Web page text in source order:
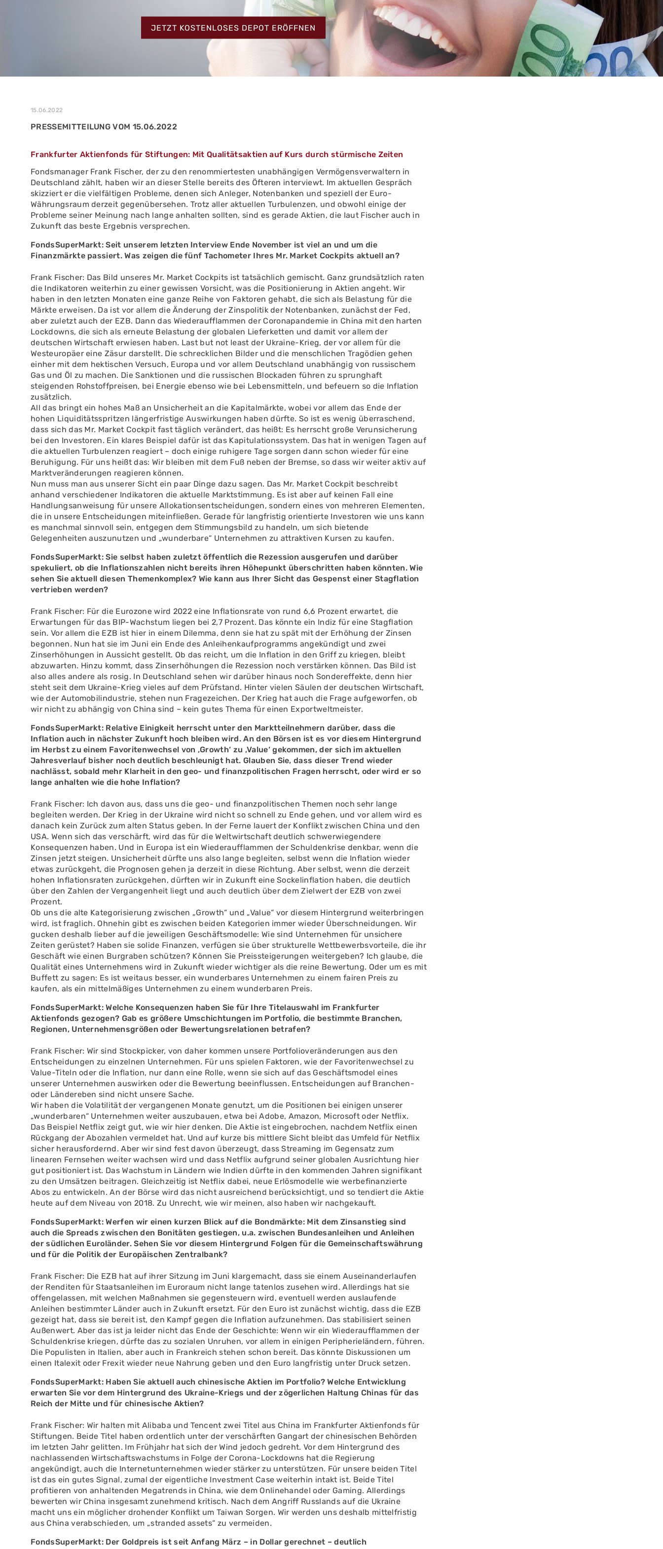
JETZT KOSTENLOSES DEPOT ERÖFFNEN
MEHR ERFAHREN
ZUM TESTBERICHT
MEHR ERFAHREN
15.06.2022
PRESSEMITTEILUNG VOM 15.06.2022
Frankfurter Aktienfonds für Stiftungen: Mit Qualitätsaktien auf Kurs durch stürmische Zeiten
Fondsmanager Frank Fischer, der zu den renommiertesten unabhängigen Vermögensverwaltern in
Deutschland zählt, haben wir an dieser Stelle bereits des Öfteren interviewt. Im aktuellen Gespräch
skizziert er die vielfältigen Probleme, denen sich Anleger, Notenbanken und speziell der Euro-
Währungsraum derzeit gegenübersehen. Trotz aller aktuellen Turbulenzen, und obwohl einige der
Probleme seiner Meinung nach lange anhalten sollten, sind es gerade Aktien, die laut Fischer auch in
Zukunft das beste Ergebnis versprechen.
FondsSuperMarkt: Seit unserem letzten Interview Ende November ist viel an und um die
Finanzmärkte passiert. Was zeigen die fünf Tachometer Ihres Mr. Market Cockpits aktuell an?
Frank Fischer: Das Bild unseres Mr. Market Cockpits ist tatsächlich gemischt. Ganz grundsätzlich raten
die Indikatoren weiterhin zu einer gewissen Vorsicht, was die Positionierung in Aktien angeht. Wir
haben in den letzten Monaten eine ganze Reihe von Faktoren gehabt, die sich als Belastung für die
Märkte erweisen. Da ist vor allem die Änderung der Zinspolitik der Notenbanken, zunächst der Fed,
aber zuletzt auch der EZB. Dann das Wiederaufflammen der Coronapandemie in China mit den harten
Lockdowns, die sich als erneute Belastung der globalen Lieferketten und damit vor allem der
deutschen Wirtschaft erwiesen haben. Last but not least der Ukraine-Krieg, der vor allem für die
Westeuropäer eine Zäsur darstellt. Die schrecklichen Bilder und die menschlichen Tragödien gehen
einher mit dem hektischen Versuch, Europa und vor allem Deutschland unabhängig von russischem
Gas und Öl zu machen. Die Sanktionen und die russischen Blockaden führen zu sprunghaft
steigenden Rohstoffpreisen, bei Energie ebenso wie bei Lebensmitteln, und befeuern so die Inflation
zusätzlich.
All das bringt ein hohes Maß an Unsicherheit an die Kapitalmärkte, wobei vor allem das Ende der
hohen Liquiditätsspritzen längerfristige Auswirkungen haben dürfte. So ist es wenig überraschend,
dass sich das Mr. Market Cockpit fast täglich verändert, das heißt: Es herrscht große Verunsicherung
bei den Investoren. Ein klares Beispiel dafür ist das Kapitulationssystem. Das hat in wenigen Tagen auf
die aktuellen Turbulenzen reagiert – doch einige ruhigere Tage sorgen dann schon wieder für eine
Beruhigung. Für uns heißt das: Wir bleiben mit dem Fuß neben der Bremse, so dass wir weiter aktiv auf
Marktveränderungen reagieren können.
Nun muss man aus unserer Sicht ein paar Dinge dazu sagen. Das Mr. Market Cockpit beschreibt
anhand verschiedener Indikatoren die aktuelle Marktstimmung. Es ist aber auf keinen Fall eine
Handlungsanweisung für unsere Allokationsentscheidungen, sondern eines von mehreren Elementen,
die in unsere Entscheidungen miteinfließen. Gerade für langfristig orientierte Investoren wie uns kann
es manchmal sinnvoll sein, entgegen dem Stimmungsbild zu handeln, um sich bietende
Gelegenheiten auszunutzen und „wunderbare“ Unternehmen zu attraktiven Kursen zu kaufen.
FondsSuperMarkt: Sie selbst haben zuletzt öffentlich die Rezession ausgerufen und darüber
spekuliert, ob die Inflationszahlen nicht bereits ihren Höhepunkt überschritten haben könnten. Wie
sehen Sie aktuell diesen Themenkomplex? Wie kann aus Ihrer Sicht das Gespenst einer Stagflation
vertrieben werden?
Frank Fischer: Für die Eurozone wird 2022 eine Inflationsrate von rund 6,6 Prozent erwartet, die
Erwartungen für das BIP-Wachstum liegen bei 2,7 Prozent. Das könnte ein Indiz für eine Stagflation
sein. Vor allem die EZB ist hier in einem Dilemma, denn sie hat zu spät mit der Erhöhung der Zinsen
begonnen. Nun hat sie im Juni ein Ende des Anleihenkaufprogramms angekündigt und zwei
Zinserhöhungen in Aussicht gestellt. Ob das reicht, um die Inflation in den Griff zu kriegen, bleibt
abzuwarten. Hinzu kommt, dass Zinserhöhungen die Rezession noch verstärken können. Das Bild ist
also alles andere als rosig. In Deutschland sehen wir darüber hinaus noch Sondereffekte, denn hier
steht seit dem Ukraine-Krieg vieles auf dem Prüfstand. Hinter vielen Säulen der deutschen Wirtschaft,
wie der Automobilindustrie, stehen nun Fragezeichen. Der Krieg hat auch die Frage aufgeworfen, ob
wir nicht zu abhängig von China sind – kein gutes Thema für einen Exportweltmeister.
FondsSuperMarkt: Relative Einigkeit herrscht unter den Marktteilnehmern darüber, dass die
Inflation auch in nächster Zukunft hoch bleiben wird. An den Börsen ist es vor diesem Hintergrund
im Herbst zu einem Favoritenwechsel von ‚Growth‘ zu ‚Value‘ gekommen, der sich im aktuellen
Jahresverlauf bisher noch deutlich beschleunigt hat. Glauben Sie, dass dieser Trend wieder
nachlässt, sobald mehr Klarheit in den geo- und finanzpolitischen Fragen herrscht, oder wird er so
lange anhalten wie die hohe Inflation?
Frank Fischer: Ich davon aus, dass uns die geo- und finanzpolitischen Themen noch sehr lange
begleiten werden. Der Krieg in der Ukraine wird nicht so schnell zu Ende gehen, und vor allem wird es
danach kein Zurück zum alten Status geben. In der Ferne lauert der Konflikt zwischen China und den
USA. Wenn sich das verschärft, wird das für die Weltwirtschaft deutlich schwerwiegendere
Konsequenzen haben. Und in Europa ist ein Wiederaufflammen der Schuldenkrise denkbar, wenn die
Zinsen jetzt steigen. Unsicherheit dürfte uns also lange begleiten, selbst wenn die Inflation wieder
etwas zurückgeht, die Prognosen gehen ja derzeit in diese Richtung. Aber selbst, wenn die derzeit
hohen Inflationsraten zurückgehen, dürften wir in Zukunft eine Sockelinflation haben, die deutlich
über den Zahlen der Vergangenheit liegt und auch deutlich über dem Zielwert der EZB von zwei
Prozent.
Ob uns die alte Kategorisierung zwischen „Growth“ und „Value“ vor diesem Hintergrund weiterbringen
wird, ist fraglich. Ohnehin gibt es zwischen beiden Kategorien immer wieder Überschneidungen. Wir
gucken deshalb lieber auf die jeweiligen Geschäftsmodelle: Wie sind Unternehmen für unsichere
Zeiten gerüstet? Haben sie solide Finanzen, verfügen sie über strukturelle Wettbewerbsvorteile, die ihr
Geschäft wie einen Burgraben schützen? Können Sie Preissteigerungen weitergeben? Ich glaube, die
Qualität eines Unternehmens wird in Zukunft wieder wichtiger als die reine Bewertung. Oder um es mit
Buffett zu sagen: Es ist weitaus besser, ein wunderbares Unternehmen zu einem fairen Preis zu
kaufen, als ein mittelmäßiges Unternehmen zu einem wunderbaren Preis.
FondsSuperMarkt: Welche Konsequenzen haben Sie für Ihre Titelauswahl im Frankfurter
Aktienfonds gezogen? Gab es größere Umschichtungen im Portfolio, die bestimmte Branchen,
Regionen, Unternehmensgrößen oder Bewertungsrelationen betrafen?
Frank Fischer: Wir sind Stockpicker, von daher kommen unsere Portfolioveränderungen aus den
Entscheidungen zu einzelnen Unternehmen. Für uns spielen Faktoren, wie der Favoritenwechsel zu
Value-Titeln oder die Inflation, nur dann eine Rolle, wenn sie sich auf das Geschäftsmodel eines
unserer Unternehmen auswirken oder die Bewertung beeinflussen. Entscheidungen auf Branchen-
oder Ländereben sind nicht unsere Sache.
Wir haben die Volatilität der vergangenen Monate genutzt, um die Positionen bei einigen unserer
„wunderbaren“ Unternehmen weiter auszubauen, etwa bei Adobe, Amazon, Microsoft oder Netflix.
Das Beispiel Netflix zeigt gut, wie wir hier denken. Die Aktie ist eingebrochen, nachdem Netflix einen
Rückgang der Abozahlen vermeldet hat. Und auf kurze bis mittlere Sicht bleibt das Umfeld für Netflix
sicher herausfordernd. Aber wir sind fest davon überzeugt, dass Streaming im Gegensatz zum
linearen Fernsehen weiter wachsen wird und dass Netflix aufgrund seiner globalen Ausrichtung hier
gut positioniert ist. Das Wachstum in Ländern wie Indien dürfte in den kommenden Jahren signifikant
zu den Umsätzen beitragen. Gleichzeitig ist Netflix dabei, neue Erlösmodelle wie werbefinanzierte
Abos zu entwickeln. An der Börse wird das nicht ausreichend berücksichtigt, und so tendiert die Aktie
heute auf dem Niveau von 2018. Zu Unrecht, wie wir meinen, also haben wir nachgekauft.
FondsSuperMarkt: Werfen wir einen kurzen Blick auf die Bondmärkte: Mit dem Zinsanstieg sind
auch die Spreads zwischen den Bonitäten gestiegen, u.a. zwischen Bundesanleihen und Anleihen
der südlichen Euroländer. Sehen Sie vor diesem Hintergrund Folgen für die Gemeinschaftswährung
und für die Politik der Europäischen Zentralbank?
Frank Fischer: Die EZB hat auf ihrer Sitzung im Juni klargemacht, dass sie einem Auseinanderlaufen
der Renditen für Staatsanleihen im Euroraum nicht lange tatenlos zusehen wird. Allerdings hat sie
offengelassen, mit welchen Maßnahmen sie gegensteuern wird, eventuell werden auslaufende
Anleihen bestimmter Länder auch in Zukunft ersetzt. Für den Euro ist zunächst wichtig, dass die EZB
gezeigt hat, dass sie bereit ist, den Kampf gegen die Inflation aufzunehmen. Das stabilisiert seinen
Außenwert. Aber das ist ja leider nicht das Ende der Geschichte: Wenn wir ein Wiederaufflammen der
Schuldenkrise kriegen, dürfte das zu sozialen Unruhen, vor allem in einigen Peripherieländern, führen.
Die Populisten in Italien, aber auch in Frankreich stehen schon bereit. Das könnte Diskussionen um
einen Italexit oder Frexit wieder neue Nahrung geben und den Euro langfristig unter Druck setzen.
FondsSuperMarkt: Haben Sie aktuell auch chinesische Aktien im Portfolio? Welche Entwicklung
erwarten Sie vor dem Hintergrund des Ukraine-Kriegs und der zögerlichen Haltung Chinas für das
Reich der Mitte und für chinesische Aktien?
Frank Fischer: Wir halten mit Alibaba und Tencent zwei Titel aus China im Frankfurter Aktienfonds für
Stiftungen. Beide Titel haben ordentlich unter der verschärften Gangart der chinesischen Behörden
im letzten Jahr gelitten. Im Frühjahr hat sich der Wind jedoch gedreht. Vor dem Hintergrund des
nachlassenden Wirtschaftswachstums in Folge der Corona-Lockdowns hat die Regierung
angekündigt, auch die Internetunternehmen wieder stärker zu unterstützen. Für unsere beiden Titel
ist das ein gutes Signal, zumal der eigentliche Investment Case weiterhin intakt ist. Beide Titel
profitieren von anhaltenden Megatrends in China, wie dem Onlinehandel oder Gaming. Allerdings
bewerten wir China insgesamt zunehmend kritisch. Nach dem Angriff Russlands auf die Ukraine
macht uns ein möglicher drohender Konflikt um Taiwan Sorgen. Wir werden uns deshalb mittelfristig
aus China verabschieden, um „stranded assets“ zu vermeiden.
FondsSuperMarkt: Der Goldpreis ist seit Anfang März – in Dollar gerechnet – deutlich